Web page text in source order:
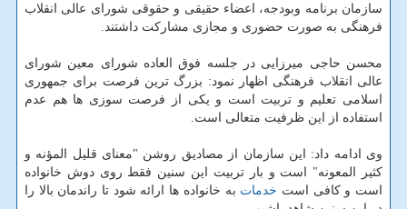
سازمان برنامه وبودجه، اعضاء حقیقی و حقوقی شورای عالی انقلاب
فرهنگی به صورت حضوری و مجازی مشارکت داشتند.
محسن حاجی میرزایی در جلسه فوق العاده شورای معین شورای
عالی انقلاب فرهنگی اظهار نمود: بزرگ ترین فرصت برای جمهوری
اسلامی تعلیم و تربیت است و یکی از فرصت سوزی ها هم عدم
استفاده از این ظرفیت متعالی است.
وی ادامه داد: این سازمان از مصادیق روشن "معنای قلیل المؤنه و
کثیر المعونه" است و بار تربیت این سنین فقط روی دوش خانواده
است و کافی است خدمات به خانواده ها ارائه شود تا راندمان بالا را